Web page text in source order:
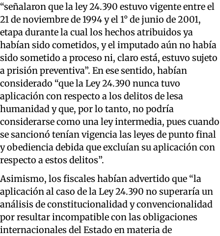
“señalaron que la ley 24.390 estuvo vigente entre el
21 de noviembre de 1994 y el 1° de junio de 2001,
etapa durante la cual los hechos atribuidos ya
habían sido cometidos, y el imputado aún no había
sido sometido a proceso ni, claro está, estuvo sujeto
a prisión preventiva”. En ese sentido, habían
considerado “que la Ley 24.390 nunca tuvo
aplicación con respecto a los delitos de lesa
humanidad y que, por lo tanto, no podría
considerarse como una ley intermedia, pues cuando
se sancionó tenían vigencia las leyes de punto final
y obediencia debida que excluían su aplicación con
respecto a estos delitos”.
Asimismo, los fiscales habían advertido que “la
aplicación al caso de la Ley 24.390 no superaría un
análisis de constitucionalidad y convencionalidad
por resultar incompatible con las obligaciones
internacionales del Estado en materia de